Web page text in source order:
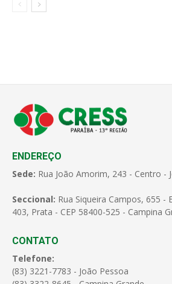
ENDEREÇO
Sede: Rua João Amorim, 243 - Centro -
Seccional: Rua Siqueira Campos, 655 -
403, Prata - CEP 58400-525 - Campina
CONTATO
Telefone:
(83) 3221-7783 - João Pessoa